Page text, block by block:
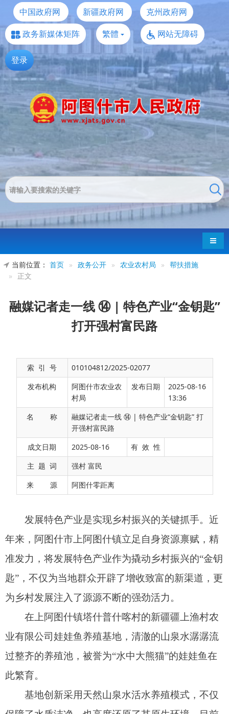
中国政府网 新疆政府网
克州政府网
政务新媒体矩阵
繁體 网站无障碍
登录
导航
当前位置： 首页 » 政务公开 » 农业农村局 » 帮扶措施
»
正文
融媒记者走一线 ⑭ | 特色产业“金钥匙”
打开强村富民路
索 引 号
010104812/2025-02077
发布机构
阿图什市农业农
村局
发布日期
2025-08-16
13:36
名 称
融媒记者走一线 ⑭ | 特色产业“金钥匙” 打
开强村富民路
成文日期
2025-08-16
有 效 性
主 题 词
强村 富民
来 源
阿图什零距离
发展特色产业是实现乡村振兴的关键抓手。近
年来，阿图什市上阿图什镇立足自身资源禀赋，精
准发力，将发展特色产业作为撬动乡村振兴的“金钥
匙”，不仅为当地群众开辟了增收致富的新渠道，更
在上阿图什镇塔什普什喀村的新疆疆上渔村农
过整齐的养殖池，被誉为“水中大熊猫”的娃娃鱼在
此繁育。
基地创新采用天然山泉水活水养殖模式，不仅
保障了水质洁净，也高度还原了其原生环境。目前
试养的3000尾娃娃鱼已取得成功，现有养殖规模
村集体经济增收约10万元，正成为强村富民的支柱
产业。乘着试养成功的东风，基地一期工程正加紧
建设，计划新增2300平方米场地（含15个养殖池、
3个蓄水池），进一步扩大规模。
公司负责人周长江介绍：“一期工程预计今年9